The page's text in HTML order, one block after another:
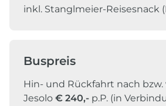
inkl. Stanglmeier-Reisesnack
Buspreis
Hin- und Rückfahrt nach bzw.
Jesolo € 240,- p.P. (in